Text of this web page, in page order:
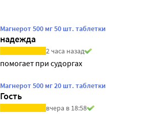
Магнерот 500 мг 50 шт. таблетки
надежда
2 часа назад
помогает при судоргах
Магнерот 500 мг 20 шт. таблетки
Гость
вчера в 18:58